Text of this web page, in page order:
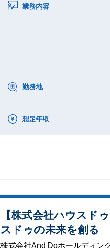
業務内容
勤務地
想定年収
【株式会社ハウスド
スドゥの未来を創る
株式会社And Doホールディン